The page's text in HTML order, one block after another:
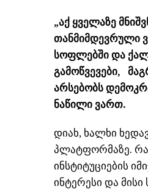
„აქ ყველაზე
თანმიმდევრული
სოფლებში და
გამოწვევები,
არსებობს
ნაწილი ვართ.
დიახ, ხალხი
პლატფორმაზე.
ინსტიტუციების
ინტერესი და